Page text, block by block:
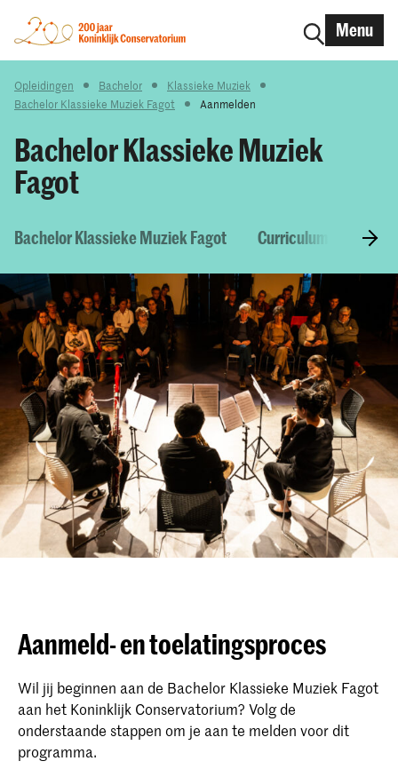
Menu
Opleidingen Bachelor
Klassieke Muziek
Bachelor Klassieke Muziek Fagot
Aanmelden
Bachelor Klassieke Muziek
Fagot
Bachelor Klassieke Muziek Fagot Curriculum & Vakken
Aanmeld- en toelatingsproces
Wil jij beginnen aan de Bachelor Klassieke Muziek Fagot
aan het Koninklijk Conservatorium? Volg de
onderstaande stappen om je aan te melden voor dit
programma.